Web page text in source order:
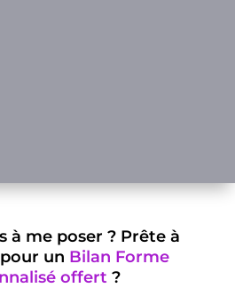
à me poser ? Prête à
un Bilan Forme
offert ?